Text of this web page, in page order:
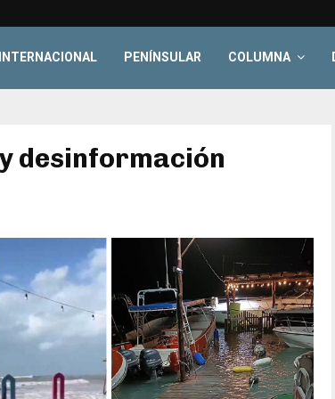
INTERNACIONAL PENÍNSULAR COLUMNA
desinformación